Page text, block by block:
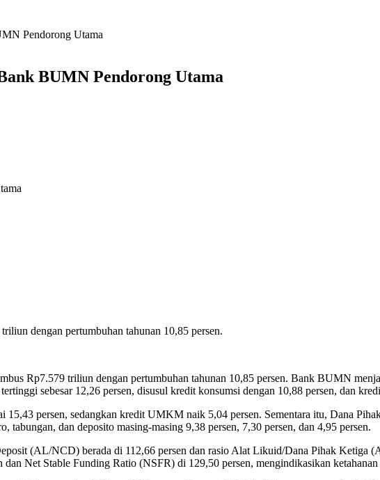
Pendorong Utama
BUMN Pendorong Utama
dengan pertumbuhan tahunan 10,85 persen.
Rp7.579 triliun dengan pertumbuhan tahunan 10,85 persen. Bank BUMN
sebesar 12,26 persen, disusul kredit konsumsi dengan 10,88 persen, dan
persen, sedangkan kredit UMKM naik 5,04 persen. Sementara itu, Dana
dan deposito masing-masing 9,38 persen, 7,30 persen, dan 4,95 persen.
(AL/NCD) berada di 112,66 persen dan rasio Alat Likuid/Dana Pihak Ketiga
Net Stable Funding Ratio (NSFR) di 129,50 persen, mengindikasikan